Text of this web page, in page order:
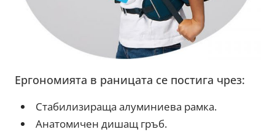
Ергономията в раницата се постига чрез:
Стабилизираща алуминиева рамка.
Анатомичен дишащ гръб.